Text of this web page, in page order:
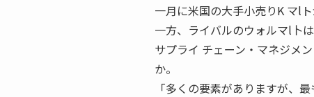
一月に米国の大手小売りK マl
一方、ライバルのウォルマl卜
サプライ チェーン・マネジメ
か。
「多くの要素がありますが、